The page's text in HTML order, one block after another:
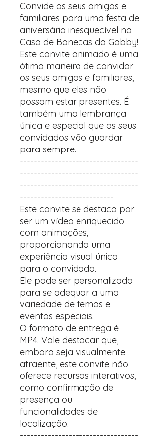
Convide os seus amigos e
familiares para uma festa de
aniversário inesquecível na
Casa de Bonecas da Gabby!
Este convite animado é uma
ótima maneira de convidar
os seus amigos e familiares,
mesmo que eles não
possam estar presentes. É
também uma lembrança
única e especial que os seus
convidados vão guardar
para sempre.
----------------------------------
----------------------------------
----------------------------------
---------------------------
Este convite se destaca por
ser um vídeo enriquecido
com animações,
proporcionando uma
experiência visual única
para o convidado.
Ele pode ser personalizado
para se adequar a uma
variedade de temas e
eventos especiais.
O formato de entrega é
MP4. Vale destacar que,
embora seja visualmente
atraente, este convite não
oferece recursos interativos,
como confirmação de
presença ou
funcionalidades de
localização.
----------------------------------